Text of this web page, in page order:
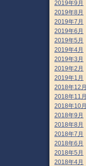
2019年9月
2019年8月
2019年7月
2019年6月
2019年5月
2019年4月
2019年3月
2019年2月
2019年1月
2018年12月
2018年11月
2018年10月
2018年9月
2018年8月
2018年7月
2018年6月
2018年5月
2018年4月